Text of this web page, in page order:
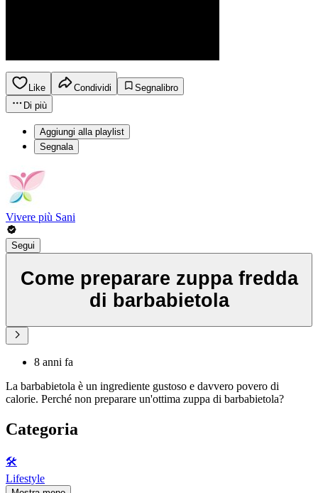
Like Condividi
Segnalibro
Di più
Aggiungi alla playlist
Segnala
Vivere più Sani
Segui
Come preparare zuppa fredda
di barbabietola
8 anni fa
La barbabietola è un ingrediente gustoso e davvero povero di
calorie. Perché non preparare un'ottima zuppa di barbabietola?
Categoria
🛠️
Lifestyle